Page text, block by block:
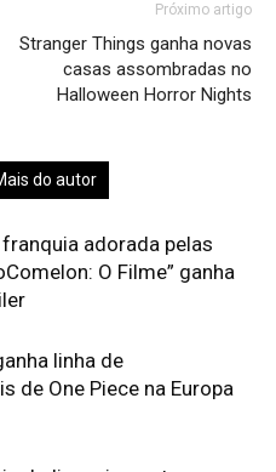
Próximo artigo
Stranger Things ganha novas
casas assombradas no
Halloween Horror Nights
do autor
adorada pelas
O Filme” ganha
linha de
de One Piece na Europa